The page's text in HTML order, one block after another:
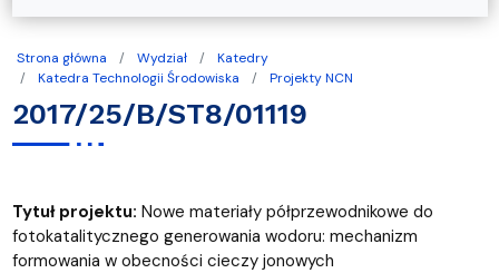
Strona główna Wydział
Katedry
Katedra Technologii Środowiska
Projekty NCN
2017/25/B/ST8/01119
Tytuł projektu: Nowe materiały półprzewodnikowe do
fotokatalitycznego generowania wodoru: mechanizm
formowania w obecności cieczy jonowych